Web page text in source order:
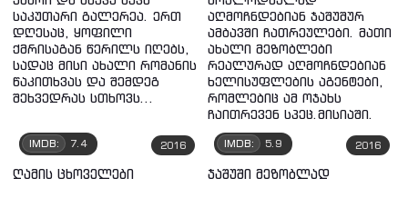
2016
IMDB: 7.4
ღამის ცხოველები
2016
IMDB: 5.9
ჯაშუში მეზობლად